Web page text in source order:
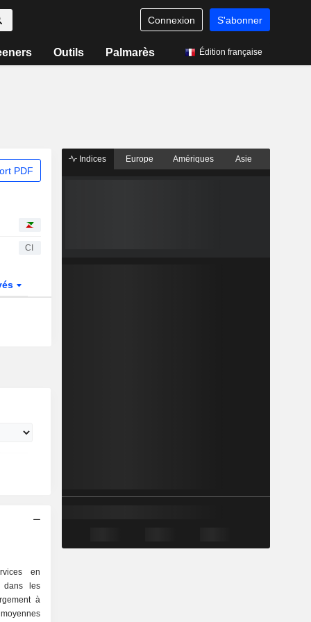
Connexion S'abonner
Outils Palmarès Édition française
PDF
CI
en
dans les
à
Indices Europe Amériques Asie